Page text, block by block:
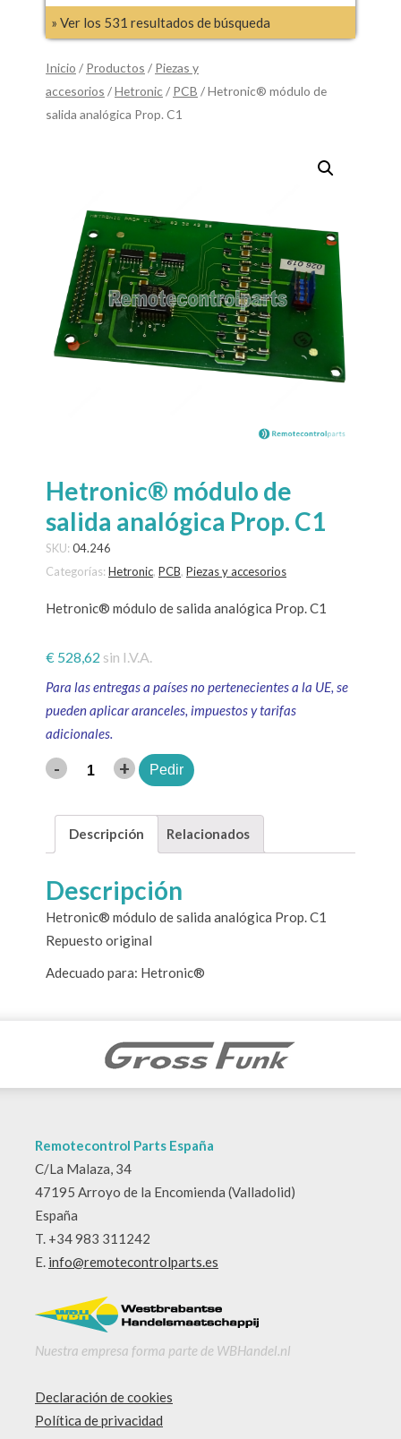
» Ver los 531 resultados de búsqueda
Inicio / Productos / Piezas y
accesorios /Hetronic / PCB / Hetronic® módulo de
salida analógica Prop. C1
Hetronic® módulo de
salida analógica Prop. C1
SKU: 04.246
Categorías: Hetronic, PCB, Piezas y accesorios
Hetronic® módulo de salida analógica Prop. C1
€ 528,62 sin I.V.A.
Para las entregas a países no pertenecientes a la UE, se
pueden aplicar aranceles, impuestos y tarifas
adicionales.
- + Pedir
Descripción Relacionados
Descripción
Hetronic® módulo de salida analógica Prop. C1
Repuesto original
Adecuado para: Hetronic®
Remotecontrol Parts España
C/La Malaza, 34
47195 Arroyo de la Encomienda (Valladolid)
España
T. +34 983 311242
E. info@remotecontrolparts.es
Nuestra empresa forma parte de WBHandel.nl
Declaración de cookies
Política de privacidad